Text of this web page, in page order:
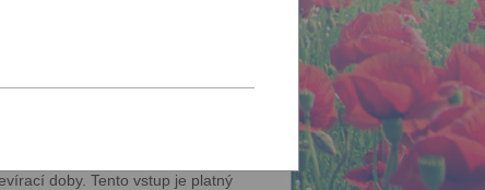
Máme rozsáhlé sbírky
sály najdete v Praze na Letné,
expozice představují historické
interaktivních prvků vysvětlujeme
Více informací najdete na
doby. Tento vstup je platný